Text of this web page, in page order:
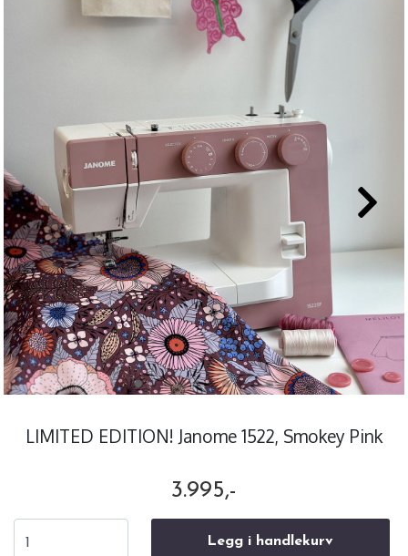
LIMITED EDITION! Janome 1522, Smokey Pink
3.995,-
Legg i handlekurv